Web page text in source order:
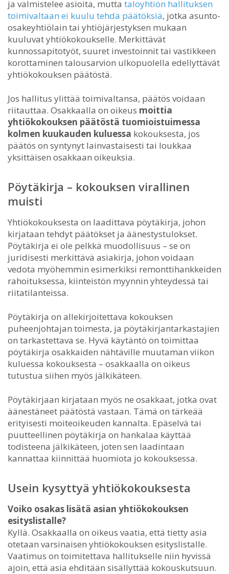
ja valmistelee asioita, mutta taloyhtiön hallituksen
toimivaltaan ei kuulu tehdä päätöksiä, jotka asunto-
osakeyhtiölain tai yhtiöjärjestyksen mukaan
kuuluvat yhtiökokoukselle. Merkittävät
kunnossapitotyöt, suuret investoinnit tai vastikkeen
korottaminen talousarvion ulkopuolella edellyttävät
yhtiökokouksen päätöstä.
Jos hallitus ylittää toimivaltansa, päätös voidaan
riitauttaa. Osakkaalla on oikeus moittia
yhtiökokouksen päätöstä tuomioistuimessa
kolmen kuukauden kuluessa kokouksesta, jos
päätös on syntynyt lainvastaisesti tai loukkaa
yksittäisen osakkaan oikeuksia.
Pöytäkirja – kokouksen virallinen
muisti
Yhtiökokouksesta on laadittava pöytäkirja, johon
kirjataan tehdyt päätökset ja äänestystulokset.
Pöytäkirja ei ole pelkkä muodollisuus – se on
juridisesti merkittävä asiakirja, johon voidaan
vedota myöhemmin esimerkiksi remonttihankkeiden
rahoituksessa, kiinteistön myynnin yhteydessä tai
riitatilanteissa.
Pöytäkirja on allekirjoitettava kokouksen
puheenjohtajan toimesta, ja pöytäkirjantarkastajien
on tarkastettava se. Hyvä käytäntö on toimittaa
pöytäkirja osakkaiden nähtäville muutaman viikon
kuluessa kokouksesta – osakkaalla on oikeus
tutustua siihen myös jälkikäteen.
Pöytäkirjaan kirjataan myös ne osakkaat, jotka ovat
äänestäneet päätöstä vastaan. Tämä on tärkeää
erityisesti moiteoikeuden kannalta. Epäselvä tai
puutteellinen pöytäkirja on hankalaa käyttää
todisteena jälkikäteen, joten sen laadintaan
kannattaa kiinnittää huomiota jo kokouksessa.
Usein kysyttyä yhtiökokouksesta
Voiko osakas lisätä asian yhtiökokouksen
esityslistalle?
Kyllä. Osakkaalla on oikeus vaatia, että tietty asia
otetaan varsinaisen yhtiökokouksen esityslistalle.
Vaatimus on toimitettava hallitukselle niin hyvissä
ajoin, että asia ehditään sisällyttää kokouskutsuun.